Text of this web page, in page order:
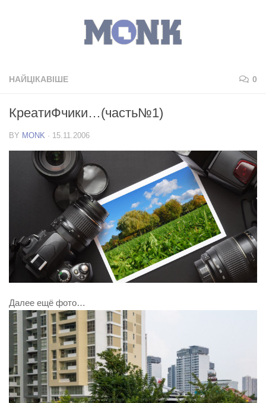
НАЙЦІКАВІШЕ 0
КреатиФчики…(часть№1)
BY MONK · 15.11.2006
Далее ещё фото…